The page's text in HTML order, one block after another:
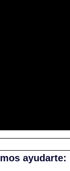
ayudarte: